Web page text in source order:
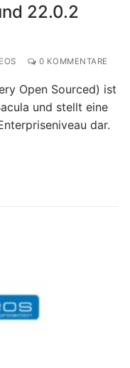
22.0.2
0 KOMMENTARE
Open Sourced) ist
und stellt eine
dar.